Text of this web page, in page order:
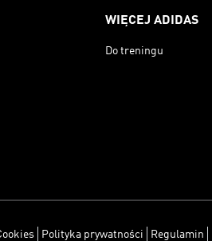
WIĘCEJ ADIDAS
Do treningu
Polityka prywatności Regulamin